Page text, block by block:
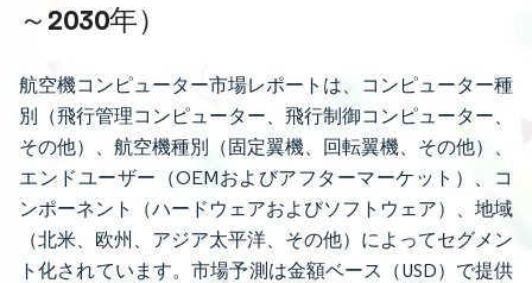
～2030年）
航空機コンピューター市場レポートは、コンピューター種
別（飛行管理コンピューター、飛行制御コンピューター、
その他）、航空機種別（固定翼機、回転翼機、その他）、
エンドユーザー（OEMおよびアフターマーケット）、コ
ンポーネント（ハードウェアおよびソフトウェア）、地域
（北米、欧州、アジア太平洋、その他）によってセグメン
ト化されています。市場予測は金額ベース（USD）で提供